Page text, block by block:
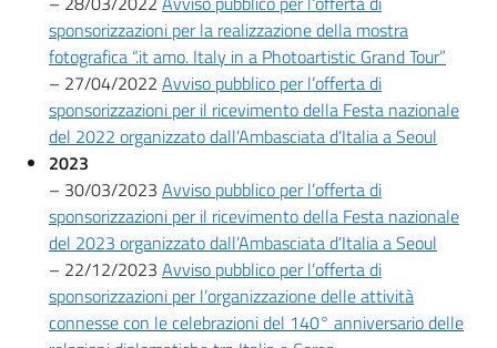
sponsorizzazioni per la realizzazione della mostra
fotografica “.it amo. Italy in a Photoartistic Grand Tour”
– 27/04/2022 Avviso pubblico per l’offerta di
sponsorizzazioni per il ricevimento della Festa nazionale
del 2022 organizzato dall’Ambasciata d’Italia a Seoul
2023
– 30/03/2023 Avviso pubblico per l’offerta di
sponsorizzazioni per il ricevimento della Festa nazionale
del 2023 organizzato dall’Ambasciata d’Italia a Seoul
– 22/12/2023 Avviso pubblico per l’offerta di
sponsorizzazioni per l’organizzazione delle attività
connesse con le celebrazioni del 140° anniversario delle